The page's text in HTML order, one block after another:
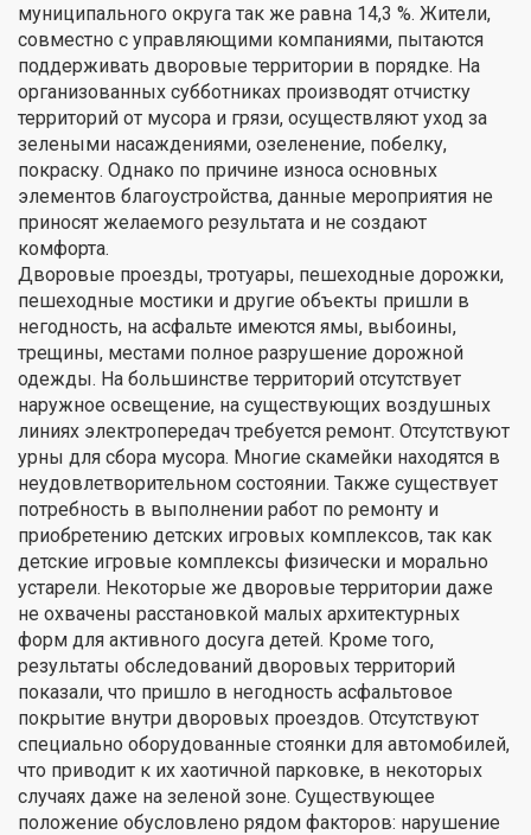
муниципального округа так же равна 14,3 %. Жители,
совместно с управляющими компаниями, пытаются
поддерживать дворовые территории в порядке. На
организованных субботниках производят отчистку
территорий от мусора и грязи, осуществляют уход за
зелеными насаждениями, озеленение, побелку,
покраску. Однако по причине износа основных
элементов благоустройства, данные мероприятия не
приносят желаемого результата и не создают
комфорта.
Дворовые проезды, тротуары, пешеходные дорожки,
пешеходные мостики и другие объекты пришли в
негодность, на асфальте имеются ямы, выбоины,
трещины, местами полное разрушение дорожной
одежды. На большинстве территорий отсутствует
наружное освещение, на существующих воздушных
линиях электропередач требуется ремонт. Отсутствуют
урны для сбора мусора. Многие скамейки находятся в
неудовлетворительном состоянии. Также существует
потребность в выполнении работ по ремонту и
приобретению детских игровых комплексов, так как
детские игровые комплексы физически и морально
устарели. Некоторые же дворовые территории даже
не охвачены расстановкой малых архитектурных
форм для активного досуга детей. Кроме того,
результаты обследований дворовых территорий
показали, что пришло в негодность асфальтовое
покрытие внутри дворовых проездов. Отсутствуют
специально оборудованные стоянки для автомобилей,
что приводит к их хаотичной парковке, в некоторых
случаях даже на зеленой зоне. Существующее
положение обусловлено рядом факторов: нарушение